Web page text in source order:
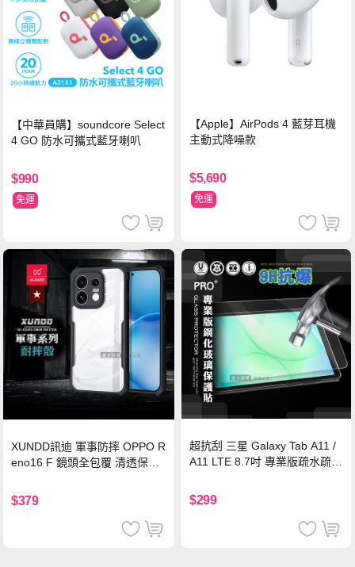
【中華員購】soundcore Select
4 GO 防水可攜式藍牙喇叭
$990
免運
【Apple】AirPods 4 藍芽耳機
主動式降噪款
$5,690
免運
XUNDD訊迪 軍事防摔 OPPO R
eno16 F 鏡頭全包覆 清透保護
$379
超抗刮 三星 Galaxy Tab A11 /
A11 LTE 8.7吋 專業版疏水疏油
$299